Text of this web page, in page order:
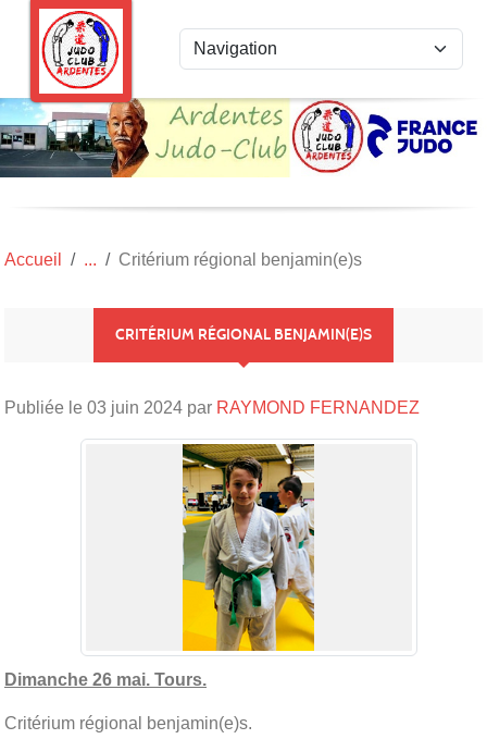
Accueil Critérium régional benjamin(e)s
CRITÉRIUM RÉGIONAL BENJAMIN(E)S
Publiée le 03 juin 2024 par RAYMOND FERNANDEZ
Dimanche 26 mai. Tours.
Critérium régional benjamin(e)s.
Panneau de gestion des cookies